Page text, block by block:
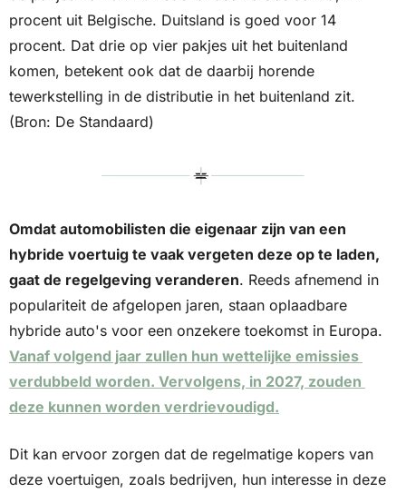
procent uit Belgische. Duitsland is goed voor 14
procent. Dat drie op vier pakjes uit het buitenland
komen, betekent ook dat de daarbij horende
tewerkstelling in de distributie in het buitenland zit.
(Bron: De Standaard)
Omdat automobilisten die eigenaar zijn van een
hybride voertuig te vaak vergeten deze op te laden,
gaat de regelgeving veranderen. Reeds afnemend in
populariteit de afgelopen jaren, staan oplaadbare
Vanaf volgend jaar zullen hun wettelijke emissies
verdubbeld worden. Vervolgens, in 2027, zouden
deze kunnen worden verdrievoudigd.
Dit kan ervoor zorgen dat de regelmatige kopers van
deze voertuigen, zoals bedrijven, hun interesse in deze